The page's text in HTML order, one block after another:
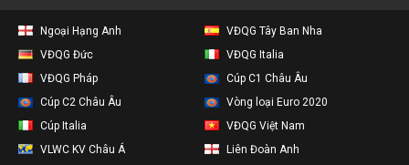
Ngoại Hạng Anh
VĐQG Tây Ban Nha
VĐQG Đức
VĐQG Italia
VĐQG Pháp
Cúp C1 Châu Âu
Cúp C2 Châu Âu
Vòng loại Euro 2020
Cúp Italia
VĐQG Việt Nam
VLWC KV Châu Á
Liên Đoàn Anh